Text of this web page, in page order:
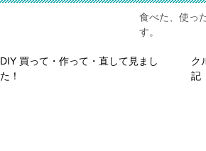
食べた、使っ
す。
DIY 買って・作って・直して見まし
た！
ク
記